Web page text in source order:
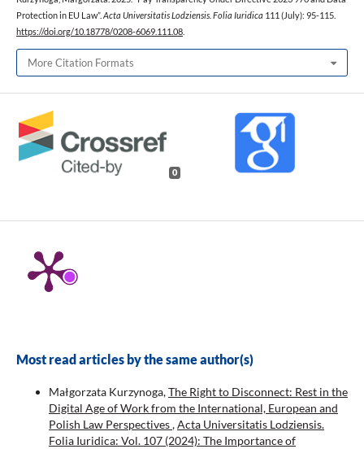
Protection in EU Law”.Acta Universitatis Lodziensis. Folia Iuridica 111 (July): 95-115.
https://doi.org/10.18778/0208-6069.111.08.
More Citation Formats
0
Most read articles by the same author(s)
Małgorzata Kurzynoga,The Right to Disconnect: Rest in the
Digital Age of Work from the International, European and
Polish Law Perspectives,Acta Universitatis Lodziensis.
Folia Iuridica: Vol. 107 (2024): The Importance of